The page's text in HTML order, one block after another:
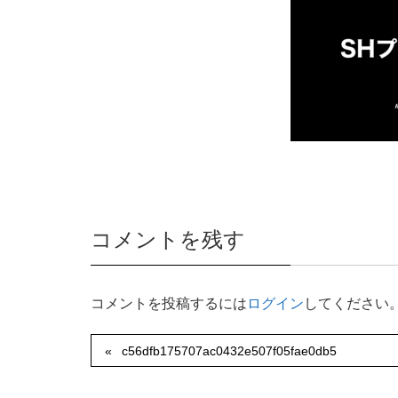
コメントを残す
コメントを投稿するには ログイン してください
c56dfb175707ac0432e507f05fae0db5